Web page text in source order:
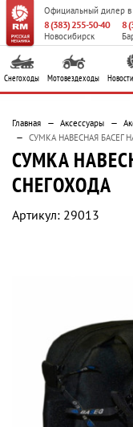
Официальный дилер
8 (383) 255-50-40
Новосибирск
8
Снегоходы Мотовездеходы
Главная Аксессуары
СУМКА НАВЕСНАЯ БАСЕГ
СУМКА
СНЕГОХОДА
Артикул: 29013